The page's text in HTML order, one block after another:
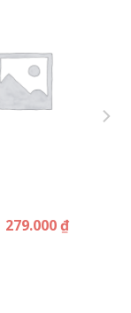
279.000₫